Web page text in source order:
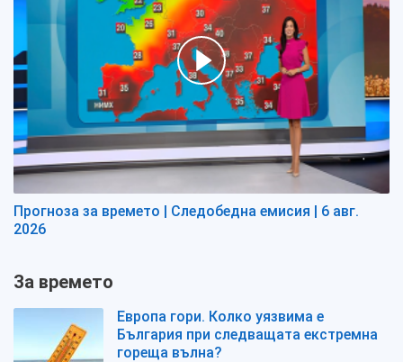
Прогноза за времето | Следобедна емисия | 6 авг.
2026
За времето
Европа гори. Колко уязвима е
България при следващата екстремна
гореща вълна?